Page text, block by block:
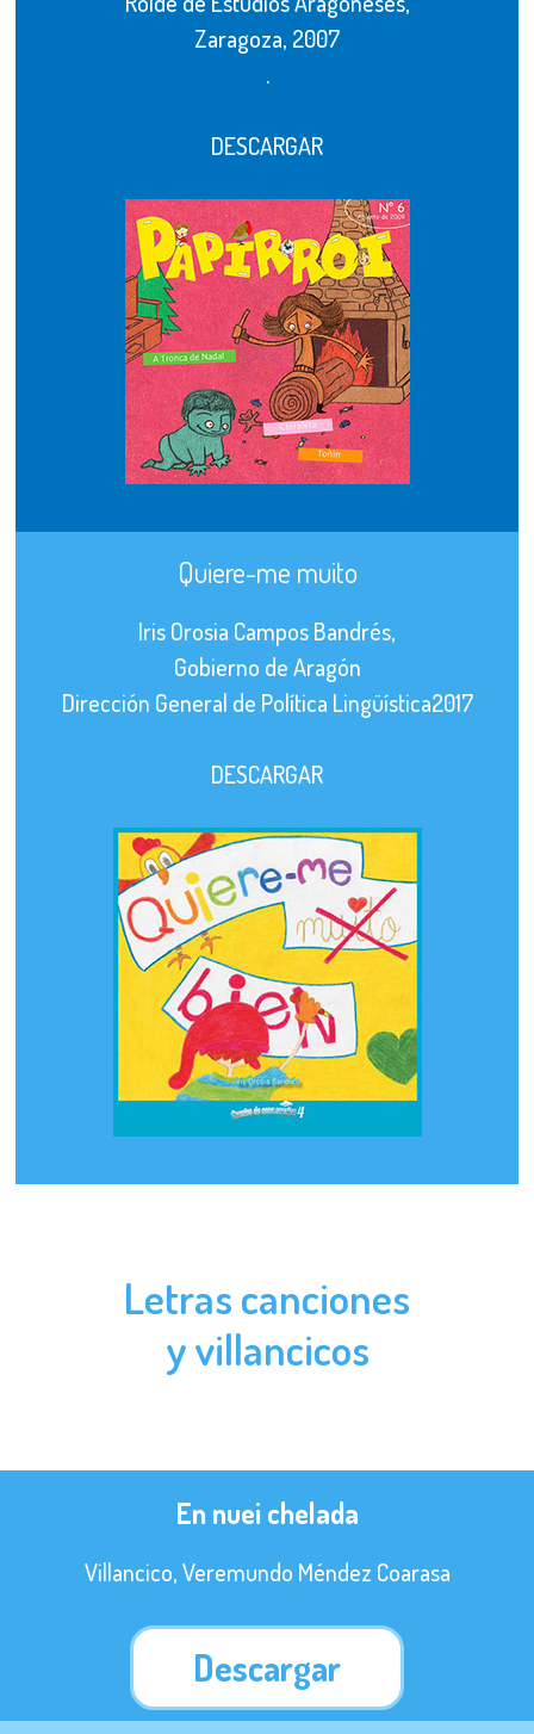
Zaragoza, 2007
.
DESCARGAR
Quiere-me muito
Iris Orosia Campos Bandrés,
Gobierno de Aragón
Dirección General de Política Lingüística2017
DESCARGAR
Letras canciones
y villancicos
En nuei chelada
Villancico, Veremundo Méndez Coarasa
Descargar